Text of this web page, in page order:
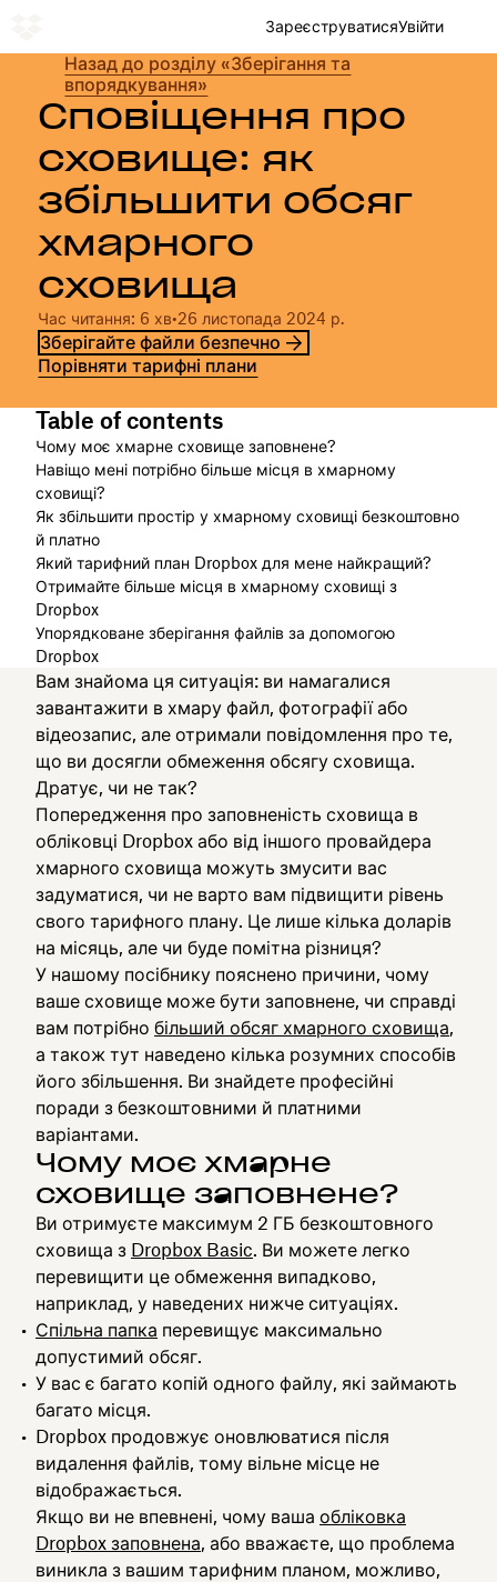
ЗареєструватисяУвійти
Назад до розділу «Зберігання та
впорядкування»
Сповіщення про
сховище: як
збільшити обсяг
хмарного
сховища
Час читання: 6 хв•26 листопада 2024 р.
Зберігайте файли безпечно
Порівняти тарифні плани
Table of contents
Чому моє хмарне сховище заповнене?
Навіщо мені потрібно більше місця в хмарному
сховищі?
Як збільшити простір у хмарному сховищі безкоштовно
й платно
Який тарифний план Dropbox для мене найкращий?
Отримайте більше місця в хмарному сховищі з
Dropbox
Упорядковане зберігання файлів за допомогою
Dropbox
Вам знайома ця ситуація: ви намагалися
завантажити в хмару файл, фотографії або
відеозапис, але отримали повідомлення про те,
що ви досягли обмеження обсягу сховища.
Дратує, чи не так?
Попередження про заповненість сховища в
обліковці Dropbox або від іншого провайдера
хмарного сховища можуть змусити вас
задуматися, чи не варто вам підвищити рівень
свого тарифного плану. Це лише кілька доларів
на місяць, але чи буде помітна різниця?
У нашому посібнику пояснено причини, чому
ваше сховище може бути заповнене, чи справді
вам потрібно більший обсяг хмарного сховища,
а також тут наведено кілька розумних способів
його збільшення. Ви знайдете професійні
поради з безкоштовними й платними
варіантами.
Чому моє хмарне
сховище заповнене?
Ви отримуєте максимум 2 ГБ безкоштовного
сховища з Dropbox Basic. Ви можете легко
перевищити це обмеження випадково,
наприклад, у наведених нижче ситуаціях.
Спільна папка перевищує максимально
допустимий обсяг.
У вас є багато копій одного файлу, які займають
багато місця.
Dropbox продовжує оновлюватися після
видалення файлів, тому вільне місце не
відображається.
Якщо ви не впевнені, чому ваша обліковка
Dropbox заповнена, або вважаєте, що проблема
виникла з вашим тарифним планом, можливо,